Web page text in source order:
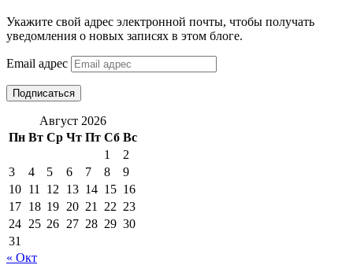
Укажите свой адрес электронной почты, чтобы получать
уведомления о новых записях в этом блоге.
Email адрес
Подписаться
Август 2026
Пн Вт Ср Чт Пт Сб Вс
1
2
3
4 5 6 7 8
9
10 11 12 13 14 15 16
17 18 19 20 21 22 23
24 25 26 27 28 29 30
31
« Окт